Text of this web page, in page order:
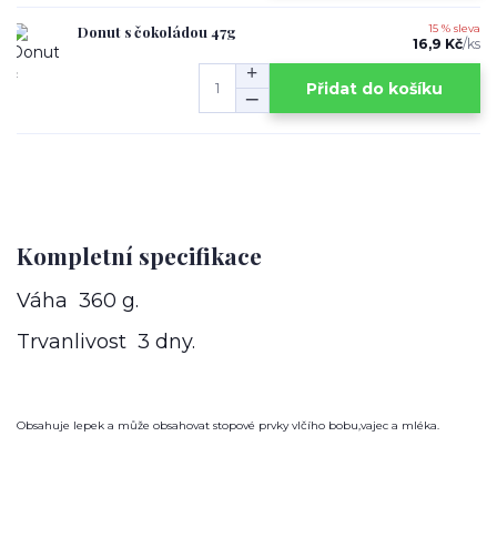
Donut s čokoládou 47g 15 % sleva
16,9 Kč/ks
Přidat do košíku
Kompletní specifikace
Váha 360 g.
Trvanlivost 3 dny.
Obsahuje lepek a může obsahovat stopové prvky vlčího bobu,vajec a mléka.